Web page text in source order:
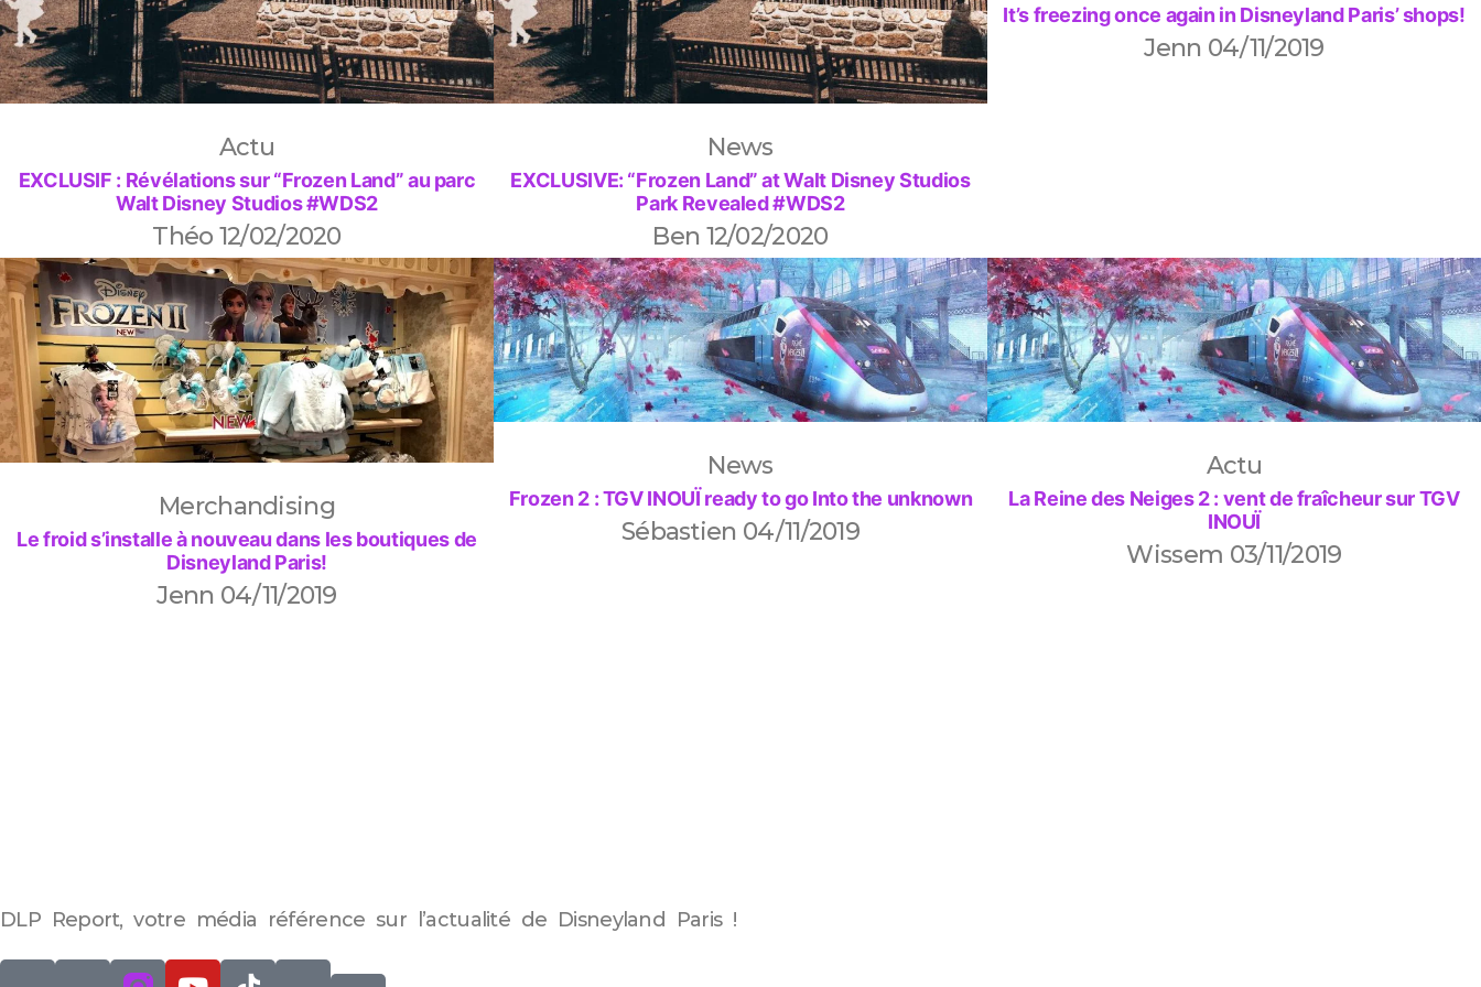
Actu
EXCLUSIF : Révélations sur “Frozen Land” au parc
Walt Disney Studios #WDS2
Théo 12/02/2020
News
EXCLUSIVE: “Frozen Land” at Walt Disney Studios
Park Revealed #WDS2
Ben 12/02/2020
It’s freezing once again in Disneyland Paris’ shops!
Jenn 04/11/2019
Merchandising
Le froid s’installe à nouveau dans les boutiques de
Disneyland Paris!
Jenn 04/11/2019
News
Frozen 2 : TGV INOUÏ ready to go Into the unknown
Sébastien 04/11/2019
Actu
La Reine des Neiges 2 : vent de fraîcheur sur TGV
INOUÏ
Wissem 03/11/2019
DLP Report, votre média référence sur l’actualité de Disneyland Paris !